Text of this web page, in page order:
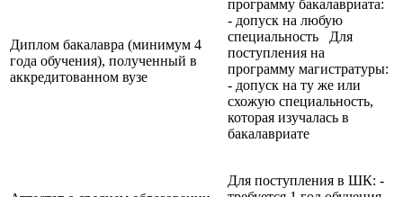
Диплом бакалавра (минимум 4
года обучения), полученный в
аккредитованном вузе
программу бакалавриата:
- допуск на любую
специальность Для
поступления на
программу магистратуры:
- допуск на ту же или
схожую специальность,
которая изучалась в
бакалавриате
Для поступления в ШК: -